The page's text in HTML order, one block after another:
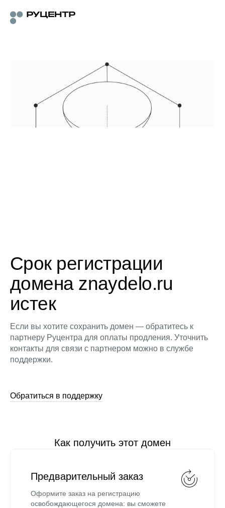
Срок регистрации
домена znaydelo.ru
истек
Если вы хотите сохранить домен — обратитесь к
партнеру Руцентра для оплаты продления. Уточнить
контакты для связи с партнером можно в службе
поддержки.
Обратиться в поддержку
Как получить этот домен
Предварительный заказ
Оформите заказ на регистрацию
освобождающегося домена: вы сможете